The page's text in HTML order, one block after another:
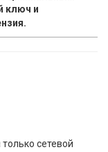
ключ и
сетевой